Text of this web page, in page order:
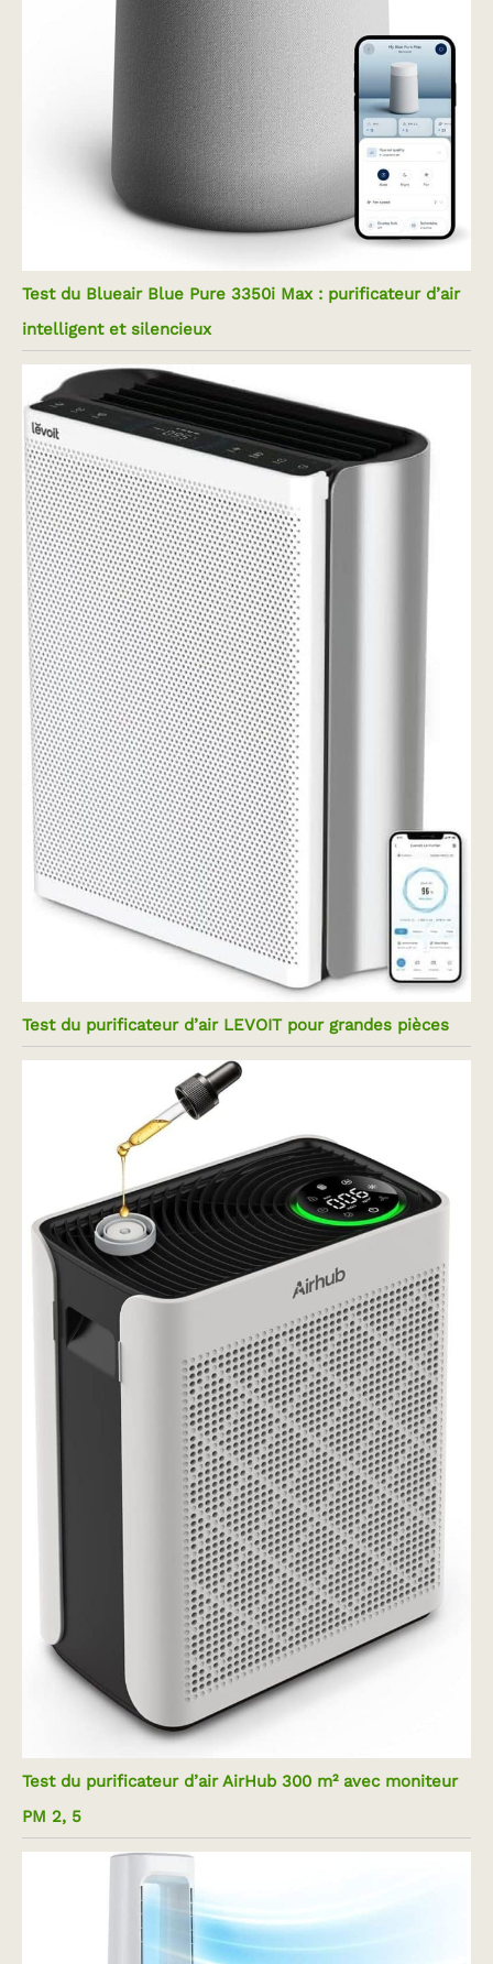
Test du Blueair Blue Pure 3350i Max : purificateur d’air
intelligent et silencieux
Test du purificateur d’air LEVOIT pour grandes pièces
Test du purificateur d’air AirHub 300 m² avec moniteur
PM 2, 5